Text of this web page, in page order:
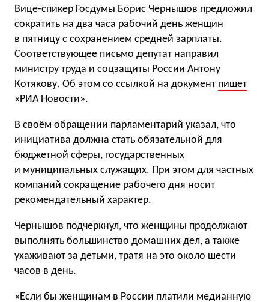
Вице-спикер Госдумы Борис Чернышов предложил
сократить на два часа рабочий день женщин
в пятницу с сохранением средней зарплаты.
Соответствующее письмо депутат направил
министру труда и соцзащиты России Антону
Котякову. Об этом со ссылкой на документ пишет
«РИА Новости».
В своём обращении парламентарий указал, что
инициатива должна стать обязательной для
бюджетной сферы, государственных
и муниципальных служащих. При этом для частных
компаний сокращение рабочего дня носит
рекомендательный характер.
Чернышов подчеркнул, что женщины продолжают
выполнять большинство домашних дел, а также
ухаживают за детьми, тратя на это около шести
часов в день.
«Если бы женщинам в России платили медианную